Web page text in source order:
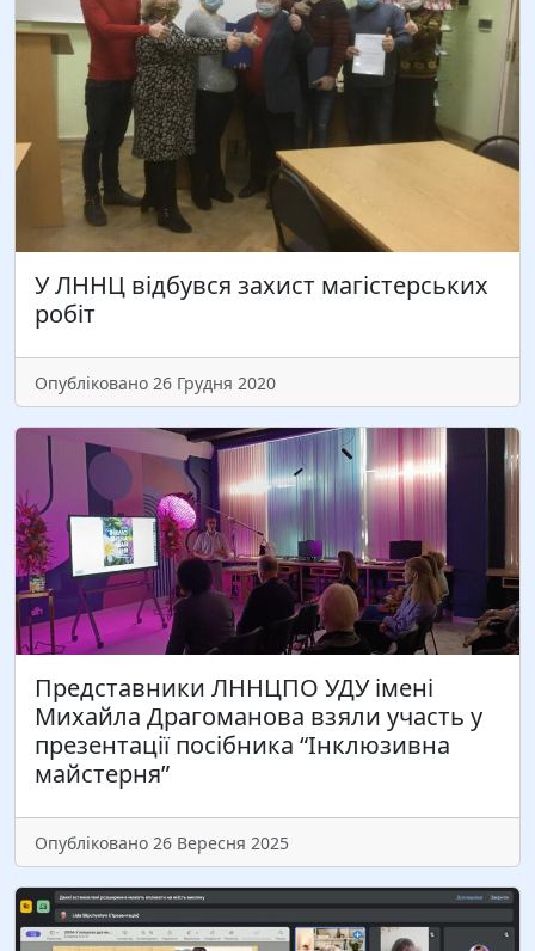
У ЛННЦ відбувся захист магістерських
робіт
Опубліковано 26 Грудня 2020
18 вересня у Львівському професійному коледжі
прикладного мистецтва та дизайну відбулася
панельна дискусія та презентація посібника
«Інклюзивна майстерня» в межах проєкту «ДЕЯКІ
КВІТИ». Під час заходу обмінювалися думками, а
також…
Представники ЛННЦПО УДУ імені
Михайла Драгоманова взяли участь у
презентації посібника “Інклюзивна
майстерня”
Опубліковано 26 Вересня 2025
В останній день лютого відбувся вебінар, на якому
доктор педагогічних наук, старший дослідник,
професор кафедри технологічної освіти
Українського державного університету імені
Михайла Драгоманова Лідія Сліпчишин розкрила
тему «У пошуку джерел…